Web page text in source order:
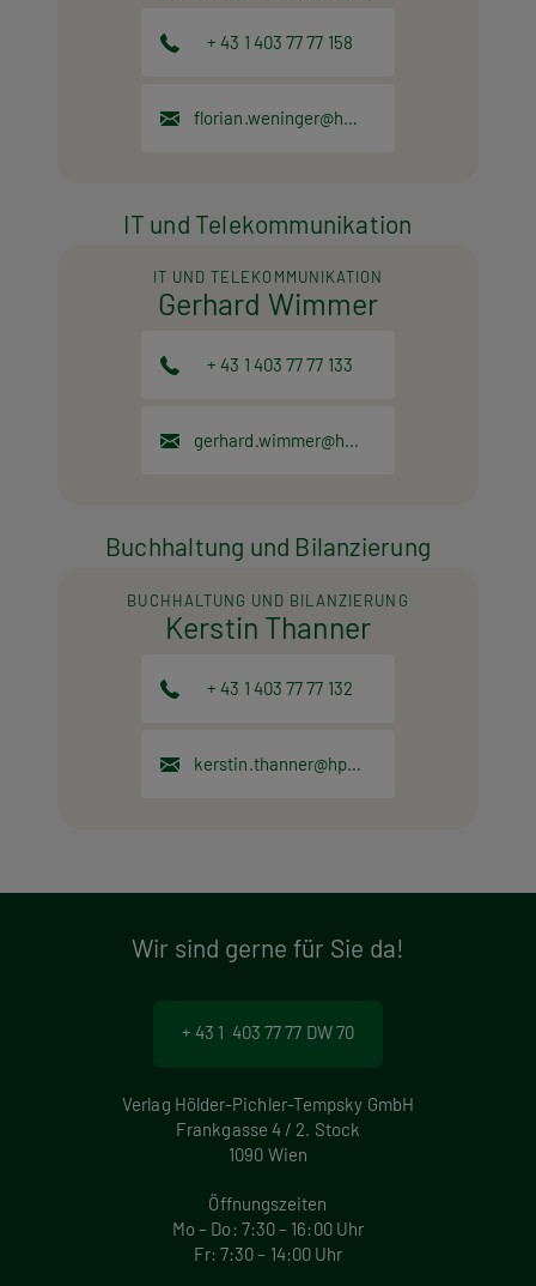
+ 43 1 403 77 77 158
florian.weninger@hpt.at
IT und Telekommunikation
IT UND TELEKOMMUNIKATION
Gerhard Wimmer
+ 43 1 403 77 77 133
gerhard.wimmer@hpt.at
Buchhaltung und Bilanzierung
BUCHHALTUNG UND BILANZIERUNG
Kerstin Thanner
+ 43 1 403 77 77 132
Wir sind gerne für Sie da!
+ 43 1 403 77 77 DW 70
Verlag Hölder-Pichler-Tempsky GmbH
Frankgasse 4 / 2. Stock
1090 Wien
Öffnungszeiten
Mo – Do: 7:30 – 16:00 Uhr
Fr: 7:30 – 14:00 Uhr